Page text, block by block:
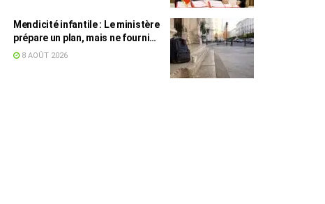
Mendicité infantile : Le ministère
prépare un plan, mais ne fournit
toujours aucun chiffre
8 AOÛT 2026